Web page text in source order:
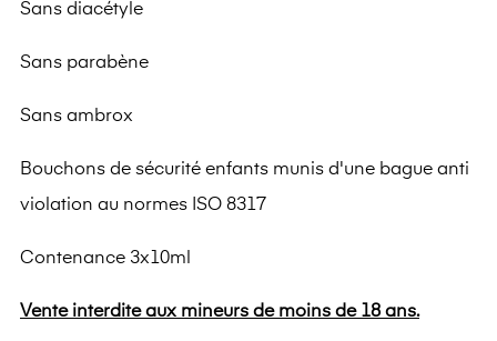
Sans diacétyle
Sans parabène
Sans ambrox
Bouchons de sécurité enfants munis d'une bague anti
violation au normes ISO 8317
Contenance 3x10ml
Vente interdite aux mineurs de moins de 18 ans.